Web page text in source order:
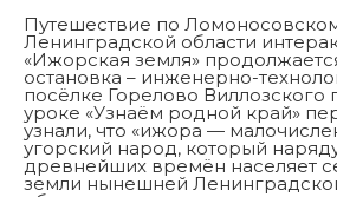
Путешествие по
Ленинградской области
«Ижорская земля»
остановка – инженерно-
посёлке Горелово Виллозского
уроке «Узнаём родной край»
узнали, что «ижора —
угорский народ, который
древнейших времён населяет
земли нынешней